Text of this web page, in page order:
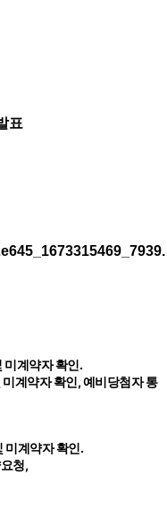
표
계약자 확인.
계약자 확인, 예비당첨자 통
미계약자 확인.
청,